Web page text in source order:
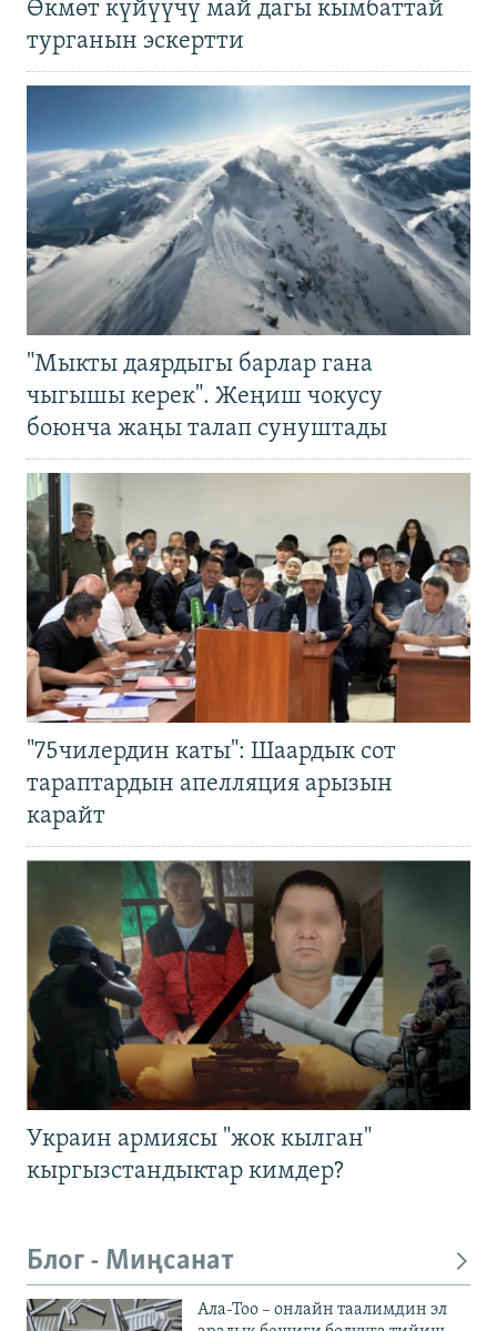
Өкмөт күйүүчү май дагы кымбаттай
турганын эскертти
"Мыкты даярдыгы барлар гана
чыгышы керек". Жеңиш чокусу
боюнча жаңы талап сунуштады
"75чилердин каты": Шаардык сот
тараптардын апелляция арызын
карайт
Украин армиясы "жок кылган"
кыргызстандыктар кимдер?
Блог - Миңсанат
Ала-Тоо – онлайн таалимдин эл